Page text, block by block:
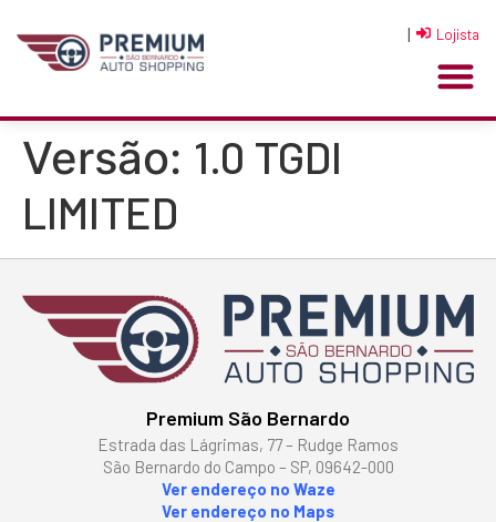
| Lojista
Versão: 1.0 TGDI
LIMITED
Premium São Bernardo
Estrada das Lágrimas, 77 – Rudge Ramos
São Bernardo do Campo – SP, 09642-000
Ver endereço no Waze
Ver endereço no Maps